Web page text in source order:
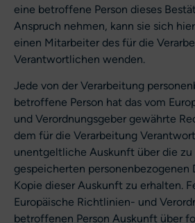
eine betroffene Person dieses
Anspruch nehmen, kann sie sich
einen Mitarbeiter des für die
Verantwortlichen wenden.
Jede von der Verarbeitung
betroffene Person hat das vom
und Verordnungsgeber gewährte
dem für die Verarbeitung
unentgeltliche Auskunft über die zu
gespeicherten personenbezogenen
Kopie dieser Auskunft zu erhalten.
Europäische Richtlinien- und
betroffenen Person Auskunft über